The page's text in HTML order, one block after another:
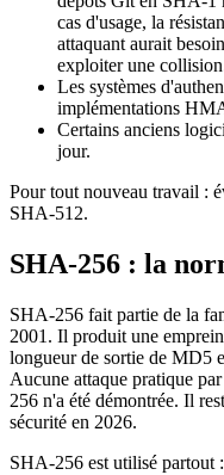
cas d'usage, la
attaquant aurait
exploiter une
Les systèmes
implémentations
Certains anciens
jour.
Pour tout nouveau travail :
SHA-512.
SHA-256 : la
SHA-256 fait partie de la
2001. Il produit une
longueur de sortie de MD5
Aucune attaque pratique
256 n'a été démontrée. Il
sécurité en 2026.
SHA-256 est utilisé partout :